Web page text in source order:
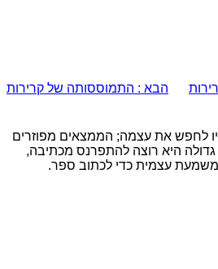
הבא : התמוססותה של קרירות
לחפש את עצמה; הממצאים מפוזרים
היא רוצה להתפרנס מכתיבה,
עצמית כדי לכתוב ספר.